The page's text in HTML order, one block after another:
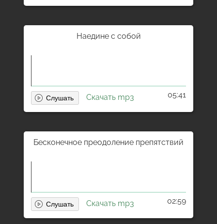
Наедине с собой
Скачать mp3 05:41
Бесконечное преодоление препятствий
Скачать mp3 02:59